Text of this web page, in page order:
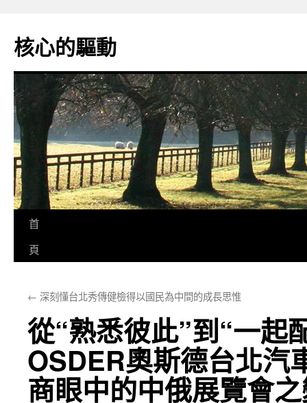
主
要
核心的驅動
首
頁
← 深刻懂台北秀傳健檢得以國民為中間的成長思惟
從“熟悉彼此”到“一起
OSDER奧斯德台北汽
商眼中的中俄展覽會